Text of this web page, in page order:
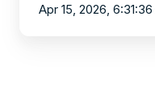
Apr 15, 2026, 6:31:36